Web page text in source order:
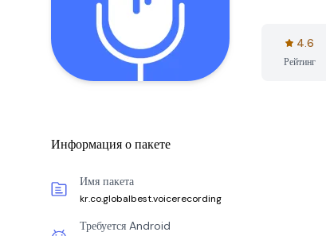
4.6
Рейтинг
Информация о пакете
Имя пакета
kr.co.globalbest.voicerecording
Требуется Android